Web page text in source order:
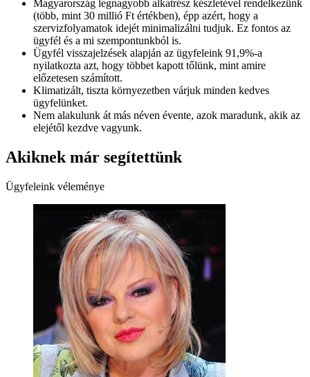
Magyarország legnagyobb alkatrész készletével rendelkezünk
(több, mint 30 millió Ft értékben), épp azért, hogy a
szervizfolyamatok idejét minimalizálni tudjuk. Ez fontos az
ügyfél és a mi szempontunkból is.
Ügyfél visszajelzések alapján az ügyfeleink 91,9%-a
nyilatkozta azt, hogy többet kapott tőlünk, mint amire
előzetesen számított.
Klimatizált, tiszta környezetben várjuk minden kedves
ügyfelünket.
Nem alakulunk át más néven évente, azok maradunk, akik az
elejétől kezdve vagyunk.
Akiknek már segítettünk
Ügyfeleink véleménye